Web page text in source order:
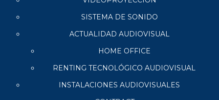
SISTEMA DE SONIDO
ACTUALIDAD AUDIOVISUAL
HOME OFFICE
RENTING TECNOLÓGICO AUDIOVISUAL
INSTALACIONES AUDIOVISUALES